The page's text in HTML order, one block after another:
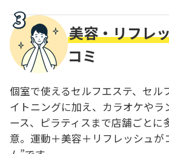
美容・リフレ
コミ
個室で使えるセルフエステ、セル
イトニングに加え、カラオケやラ
ース、ピラティスまで店舗ごとに
意。運動＋美容＋リフレッシュが